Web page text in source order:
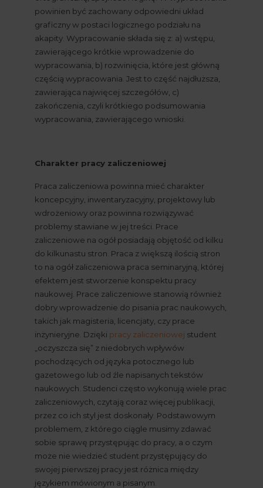
powinien być zachowany odpowiedni układ
graficzny w postaci logicznego podziału na
akapity. Wypracowanie składa się z: a) wstępu,
zawierającego krótkie wprowadzenie do
wypracowania, b) rozwinięcia, które jest główną
częścią wypracowania. Jest to część najdłuższa,
zawierająca najwięcej szczegółów, c)
zakończenia, czyli krótkiego podsumowania
wypracowania, zawierającego wnioski.
Charakter pracy zaliczeniowej
Praca zaliczeniowa powinna mieć charakter
koncepcyjny, inwentaryzacyjny, projektowy lub
wdrożeniowy oraz powinna rozwiązywać
problemy stawiane w jej treści. Prace
zaliczeniowe na ogół posiadają objętość od kilku
do kilkunastu stron. Praca z większą ilością stron
to na ogół zaliczeniowa praca seminaryjną, której
efektem jest stworzenie konspektu pracy
naukowej. Prace zaliczeniowe stanowią również
dobry wprowadzenie do pisania prac naukowych,
takich jak magisteria, licencjaty, czy prace
inżynieryjne. Dzięki pracy zaliczeniowej student
„oczyszcza się” z niedobrych wpływów
pochodzących od języka potocznego lub
gazetowego lub od źle napisanych tekstów
naukowych. Studenci często wykonują wiele prac
zaliczeniowych, czytają coraz więcej publikacji,
przez co ich styl jest doskonały. Podstawowym
problemem, z którego ciągle musimy zdawać
sobie sprawę przystępując do pracy, a o czym
może nie wiedzieć student przystępujący do
swojej pierwszej pracy jest różnica między
językiem mówionym a pisanym.